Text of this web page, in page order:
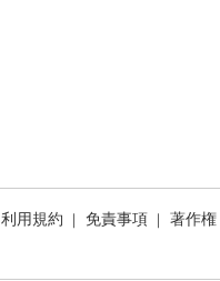
利用規約 免責事項 著作権